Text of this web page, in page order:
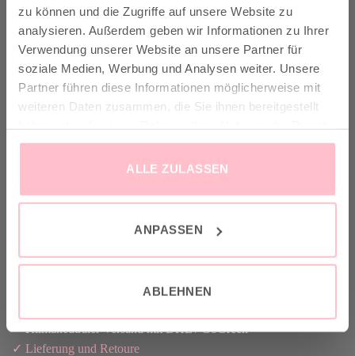
zu können und die Zugriffe auf unsere Website zu
analysieren. Außerdem geben wir Informationen zu Ihrer
Verwendung unserer Website an unsere Partner für
soziale Medien, Werbung und Analysen weiter. Unsere
Partner führen diese Informationen möglicherweise mit
weiteren Daten zusammen, die Sie ihnen bereitgestellt
gesammelt haben.
ALLE ZULASSEN
ANPASSEN
ABLEHNEN
ABOUT US
Born in Munich.
Naturally sustainable.
sustainable production.
VERSAND & INFO
✓ Klimaneutraler Versand mit DHL / GoGreen
✓ Lieferung und Retoure